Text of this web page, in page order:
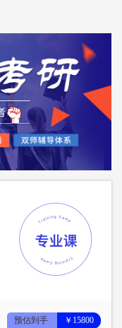
预估到手 ￥15800